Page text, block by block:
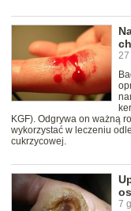
27
KGF). Odgrywa on ważną
wykorzystać w leczeniu
cukrzycowej.
7